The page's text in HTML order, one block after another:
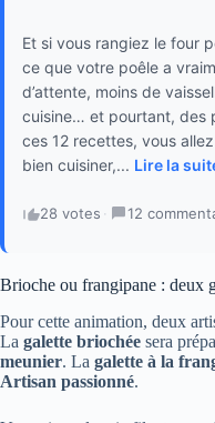
Et si vous rangiez le four
ce que votre poêle a
d’attente, moins de
cuisine… et pourtant, des
ces 12 recettes, vous
bien cuisiner,... Lire la
28 votes · 12
Brioche ou frangipane : deux
Pour cette animation, deux
La galette briochée sera
meunier. La galette à la
Artisan passionné.